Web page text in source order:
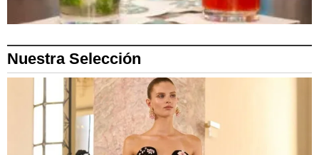
Nuestra Selección